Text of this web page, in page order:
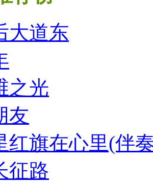
大道东
之光
友
红旗在心里(伴
征路